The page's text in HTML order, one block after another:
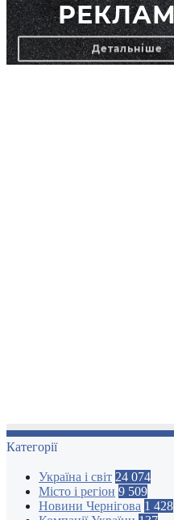
Категорії
Україна і світ 24 074
Місто і регіон 9 509
Новини Чернігова 1 428